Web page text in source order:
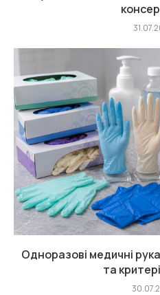
Одноразові медичні
та